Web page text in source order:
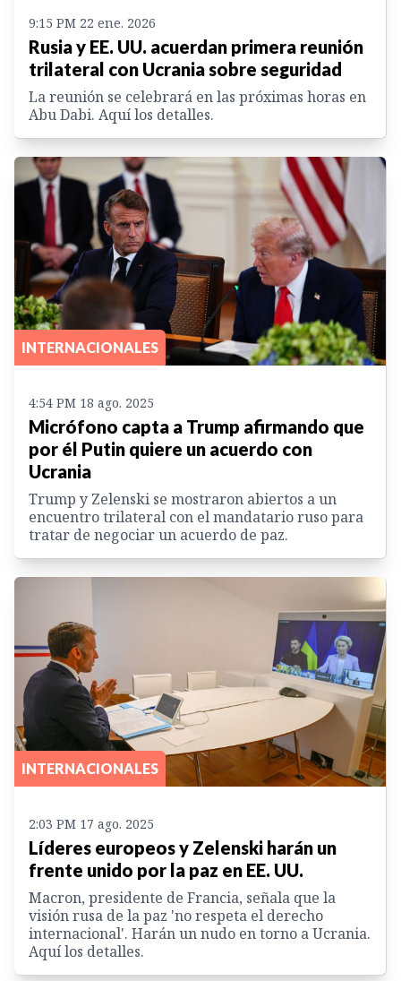
9:15 PM 22 ene. 2026
Rusia y EE. UU. acuerdan primera reunión
trilateral con Ucrania sobre seguridad
La reunión se celebrará en las próximas horas en
Abu Dabi. Aquí los detalles.
INTERNACIONALES
4:54 PM 18 ago. 2025
Micrófono capta a Trump afirmando que
por él Putin quiere un acuerdo con
Ucrania
Trump y Zelenski se mostraron abiertos a un
encuentro trilateral con el mandatario ruso para
tratar de negociar un acuerdo de paz.
INTERNACIONALES
2:03 PM 17 ago. 2025
Líderes europeos y Zelenski harán un
frente unido por la paz en EE. UU.
Macron, presidente de Francia, señala que la
visión rusa de la paz 'no respeta el derecho
internacional'. Harán un nudo en torno a Ucrania.
Aquí los detalles.